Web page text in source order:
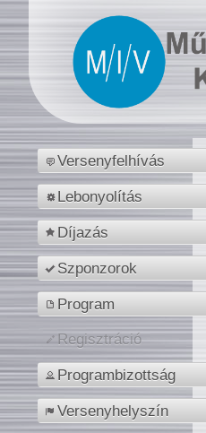
Versenyfelhívás
Lebonyolítás
Díjazás
Szponzorok
Program
Regisztráció
Programbizottság
Versenyhelyszín